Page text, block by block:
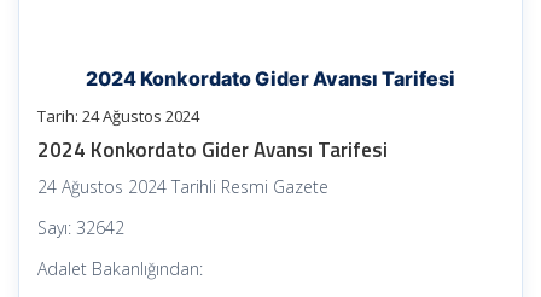
2024 Konkordato Gider Avansı Tarifesi
Tarih: 24 Ağustos 2024
2024 Konkordato Gider Avansı Tarifesi
24 Ağustos 2024 Tarihli Resmi Gazete
Sayı: 32642
Adalet Bakanlığından: